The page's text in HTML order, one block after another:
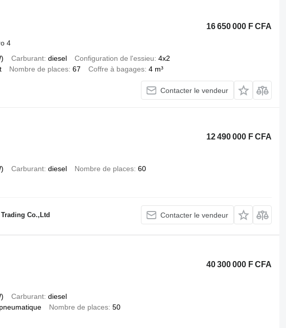
16 650 000 F CFA
4
Carburant diesel Configuration de l'essieu 4x2
Nombre de places 67 Coffre à bagages 4 m³
Contacter le vendeur
12 490 000 F CFA
Carburant diesel Nombre de places 60
Co.,Ltd Contacter le vendeur
40 300 000 F CFA
Carburant diesel
Nombre de places 50